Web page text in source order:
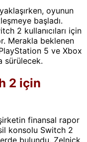
oyunun
başladı.
2 kullanıcıları için
Merakla beklenen
5 ve Xbox
sürülecek.
2 için
finansal rapor
konsolu Switch 2